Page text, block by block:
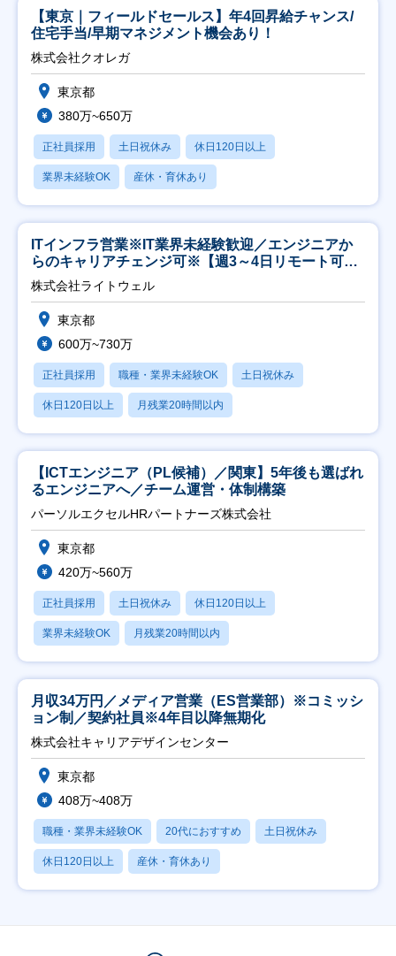
【東京｜フィールドセールス】年4回昇給チャンス/
住宅手当/早期マネジメント機会あり！
株式会社クオレガ
東京都
380万~650万
正社員採用 土日祝休み 休日120日以上
業界未経験OK 産休・育休あり
ITインフラ営業※IT業界未経験歓迎／エンジニアか
らのキャリアチェンジ可※【週3～4日リモート可
能】
株式会社ライトウェル
東京都
600万~730万
正社員採用 職種・業界未経験OK 土日祝休み
休日120日以上 月残業20時間以内
【ICTエンジニア（PL候補）／関東】5年後も選ばれ
るエンジニアへ／チーム運営・体制構築
パーソルエクセルHRパートナーズ株式会社
東京都
420万~560万
正社員採用 土日祝休み 休日120日以上
業界未経験OK 月残業20時間以内
月収34万円／メディア営業（ES営業部）※コミッシ
ョン制／契約社員※4年目以降無期化
株式会社キャリアデザインセンター
東京都
408万~408万
職種・業界未経験OK 20代におすすめ 土日祝休み
休日120日以上 産休・育休あり